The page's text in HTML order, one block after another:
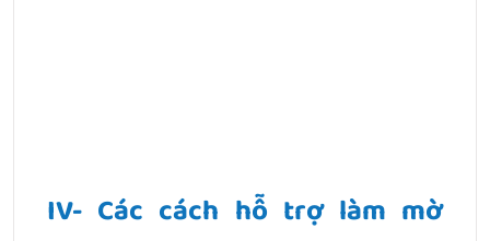
IV- Các cách hỗ trợ làm mờ